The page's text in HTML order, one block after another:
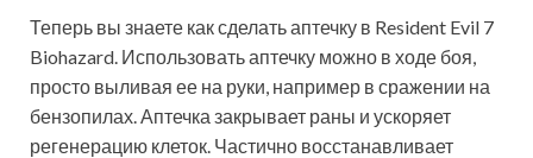
Теперь вы знаете как сделать аптечку в Resident Evil 7
Biohazard. Использовать аптечку можно в ходе боя,
просто выливая ее на руки, например в сражении на
бензопилах. Аптечка закрывает раны и ускоряет
регенерацию клеток. Частично восстанавливает